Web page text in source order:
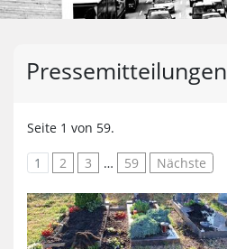
Pressemitteilungen
Seite 1 von 59.
1 2 3 … 59 Nächste